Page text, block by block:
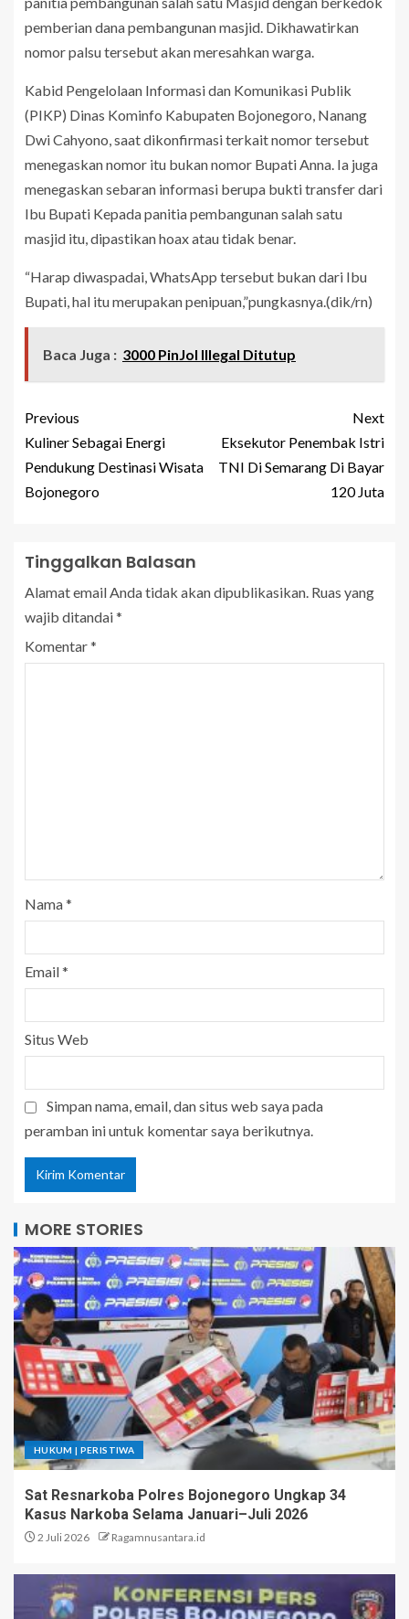
pemberian dana pembangunan masjid. Dikhawatirkan
nomor palsu tersebut akan meresahkan warga.
Kabid Pengelolaan Informasi dan Komunikasi Publik
(PIKP) Dinas Kominfo Kabupaten Bojonegoro, Nanang
Dwi Cahyono, saat dikonfirmasi terkait nomor tersebut
menegaskan nomor itu bukan nomor Bupati Anna. Ia juga
menegaskan sebaran informasi berupa bukti transfer dari
Ibu Bupati Kepada panitia pembangunan salah satu
masjid itu, dipastikan hoax atau tidak benar.
“Harap diwaspadai, WhatsApp tersebut bukan dari Ibu
Bupati, hal itu merupakan penipuan,”pungkasnya.(dik/rn)
Baca Juga : 3000 PinJol Illegal Ditutup
Previous
Kuliner Sebagai Energi
Pendukung Destinasi Wisata
Bojonegoro
Next
Eksekutor Penembak Istri
TNI Di Semarang Di Bayar
120 Juta
Tinggalkan Balasan
Alamat email Anda tidak akan dipublikasikan. Ruas yang
wajib ditandai*
Komentar*
Nama*
Email*
Situs Web
Simpan nama, email, dan situs web saya pada
peramban ini untuk komentar saya berikutnya.
MORE STORIES
HUKUM | PERISTIWA
Sat Resnarkoba Polres Bojonegoro Ungkap 34
Kasus Narkoba Selama Januari–Juli 2026
2 Juli 2026 Ragamnusantara.id